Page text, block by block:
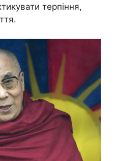
терпіння,